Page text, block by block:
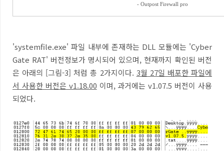
- Outpost Firewall pro
'systemfile.exe' 파일 내부에 존재하는 DLL 모듈에는 'Cyber
Gate RAT' 버전정보가 명시되어 있으며, 현재까지 확인된 버전
은 아래의 [그림-3] 처럼 총 2가지이다. 3월 27일 배포한 파일에
서 사용한 버전은 v1.18.00 이며, 과거에는 v1.07.5 버전이 사용
되었다.